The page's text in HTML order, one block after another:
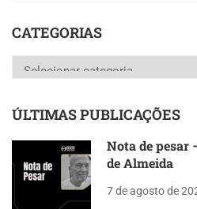
CATEGORIAS
Categorias
ÚLTIMAS PUBLICAÇÕES
Nota de pesar
de Almeida
7 de agosto de